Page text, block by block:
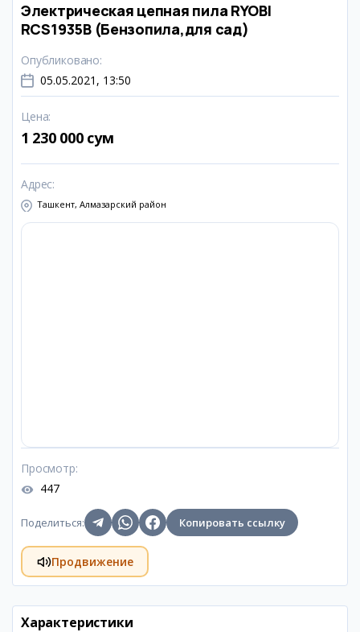
Электрическая цепная пила RYOBI
RCS1935B (Бензопила,для сад)
Опубликовано:
05.05.2021, 13:50
Цена:
1 230 000 сум
Адрес:
Ташкент, Алмазарский район
Просмотр:
447
Поделиться: Копировать ссылку
Продвижение
Характеристики